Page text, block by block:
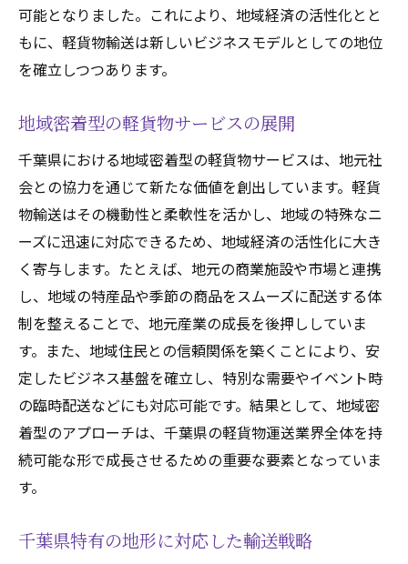
未来を見据えたエコロジカルな物流戦略
効率的な配送ルートが実現する軽貨物の可能性
AIを活用した配送ルートの最適化
軽貨物の配送効率向上の技術革新
地域特性を活かしたルート設計の重要性
軽貨物のスマート配送システムの構築
効率的な物流運用を支えるデジタル技術
地域経済を活性化する軽貨物サービスの力
軽貨物がもたらす地域企業の成長機会
地元経済を支える軽貨物の役割
軽貨物サービスによる雇用創出の可能性
地域経済を活性化する輸送ソリューション
地元産業と軽貨物の共創による利益
地域密着型軽貨物サービスの新展開
軽貨物が支える異業種参入の可能性
可能となりました。これにより、地域経済の活性化とと
もに、軽貨物輸送は新しいビジネスモデルとしての地位
を確立しつつあります。
地域密着型の軽貨物サービスの展開
千葉県における地域密着型の軽貨物サービスは、地元社
会との協力を通じて新たな価値を創出しています。軽貨
物輸送はその機動性と柔軟性を活かし、地域の特殊なニ
ーズに迅速に対応できるため、地域経済の活性化に大き
く寄与します。たとえば、地元の商業施設や市場と連携
し、地域の特産品や季節の商品をスムーズに配送する体
制を整えることで、地元産業の成長を後押ししていま
す。また、地域住民との信頼関係を築くことにより、安
定したビジネス基盤を確立し、特別な需要やイベント時
の臨時配送などにも対応可能です。結果として、地域密
着型のアプローチは、千葉県の軽貨物運送業界全体を持
続可能な形で成長させるための重要な要素となっていま
す。
千葉県特有の地形に対応した輸送戦略